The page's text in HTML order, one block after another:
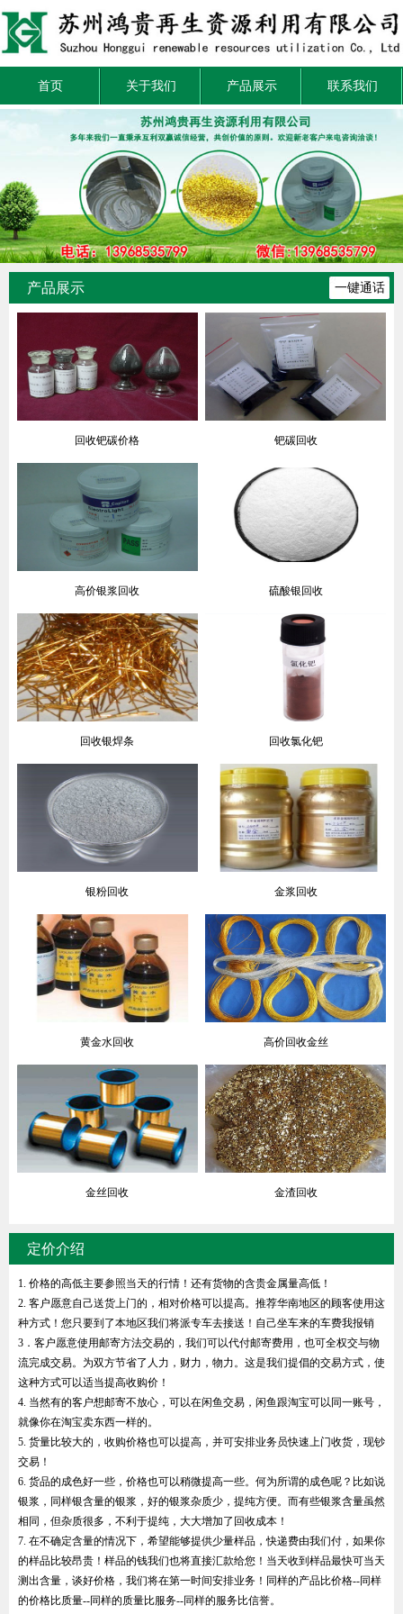
首页 关于我们 产品展示 联系我们
产品展示 一键通话
回收钯碳价格 钯碳回收
高价银浆回收 硫酸银回收
回收银焊条 回收氯化钯
银粉回收 金浆回收
黄金水回收 高价回收金丝
金丝回收 金渣回收
定价介绍
1. 价格的高低主要参照当天的行情！还有货物的含贵金属量高低！
2. 客户愿意自己送货上门的，相对价格可以提高。推荐华南地区的顾客使用这
种方式！您只要到了本地区我们将派专车去接送！自己坐车来的车费我报销
3．客户愿意使用邮寄方法交易的，我们可以代付邮寄费用，也可全权交与物
流完成交易。为双方节省了人力，财力，物力。这是我们提倡的交易方式，使
这种方式可以适当提高收购价！
4. 当然有的客户想邮寄不放心，可以在闲鱼交易，闲鱼跟淘宝可以同一账号，
就像你在淘宝卖东西一样的。
5. 货量比较大的，收购价格也可以提高，并可安排业务员快速上门收货，现钞
交易！
6. 货品的成色好一些，价格也可以稍微提高一些。何为所谓的成色呢？比如说
银浆，同样银含量的银浆，好的银浆杂质少，提纯方便。而有些银浆含量虽然
相同，但杂质很多，不利于提纯，大大增加了回收成本！
7. 在不确定含量的情况下，希望能够提供少量样品，快递费由我们付，如果你
的样品比较昂贵！样品的钱我们也将直接汇款给您！当天收到样品最快可当天
测出含量，谈好价格，我们将在第一时间安排业务！同样的产品比价格--同样
的价格比质量--同样的质量比服务--同样的服务比信誉。